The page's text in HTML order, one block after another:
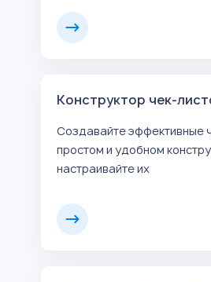
Конструктор чек-
Создавайте эффективные
простом и удобном
настраивайте их